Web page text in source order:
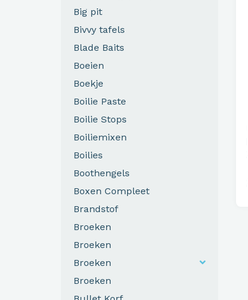
Big pit
Bivvy tafels
Blade Baits
Boeien
Boekje
Boilie Paste
Boilie Stops
Boiliemixen
Boilies
Boothengels
Boxen Compleet
Brandstof
Broeken
Broeken
Broeken
Broeken